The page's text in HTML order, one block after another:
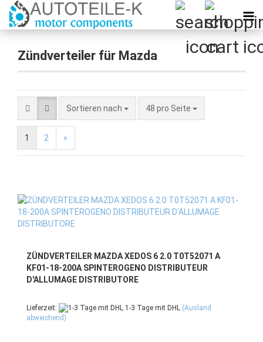
Zündverteiler für Mazda
Sortieren nach
Sortieren nach 48 pro Seite
pro Seite
1 2 »
ZÜNDVERTEILER MAZDA XEDOS 6 2.0 T0T52071 A
KF01-18-200A SPINTEROGENO DISTRIBUTEUR
D'ALLUMAGE DISTRIBUTORE
Lieferzeit: 1-3 Tage mit DHL (Ausland
abweichend)